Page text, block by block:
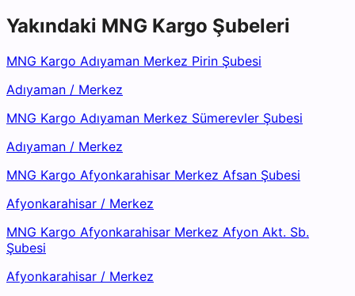
Yakındaki MNG Kargo Şubeleri
MNG Kargo Adıyaman Merkez Pirin Şubesi
Adıyaman / Merkez
MNG Kargo Adıyaman Merkez Sümerevler Şubesi
Adıyaman / Merkez
MNG Kargo Afyonkarahisar Merkez Afsan Şubesi
Afyonkarahisar / Merkez
MNG Kargo Afyonkarahisar Merkez Afyon Akt. Sb.
Şubesi
Afyonkarahisar / Merkez